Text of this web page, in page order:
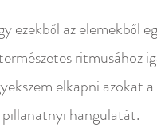
ezekből az elemekből
ritmusához
elkapni
hangulatát.